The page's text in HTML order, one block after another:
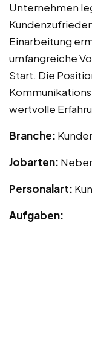
Unternehmen
Einarbeitung
umfangreiche
Start. Die
wertvolle
Branche:
Jobarten:
Personalart:
Aufgaben: